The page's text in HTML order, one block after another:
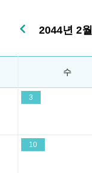
2044년 2월
수
3
10